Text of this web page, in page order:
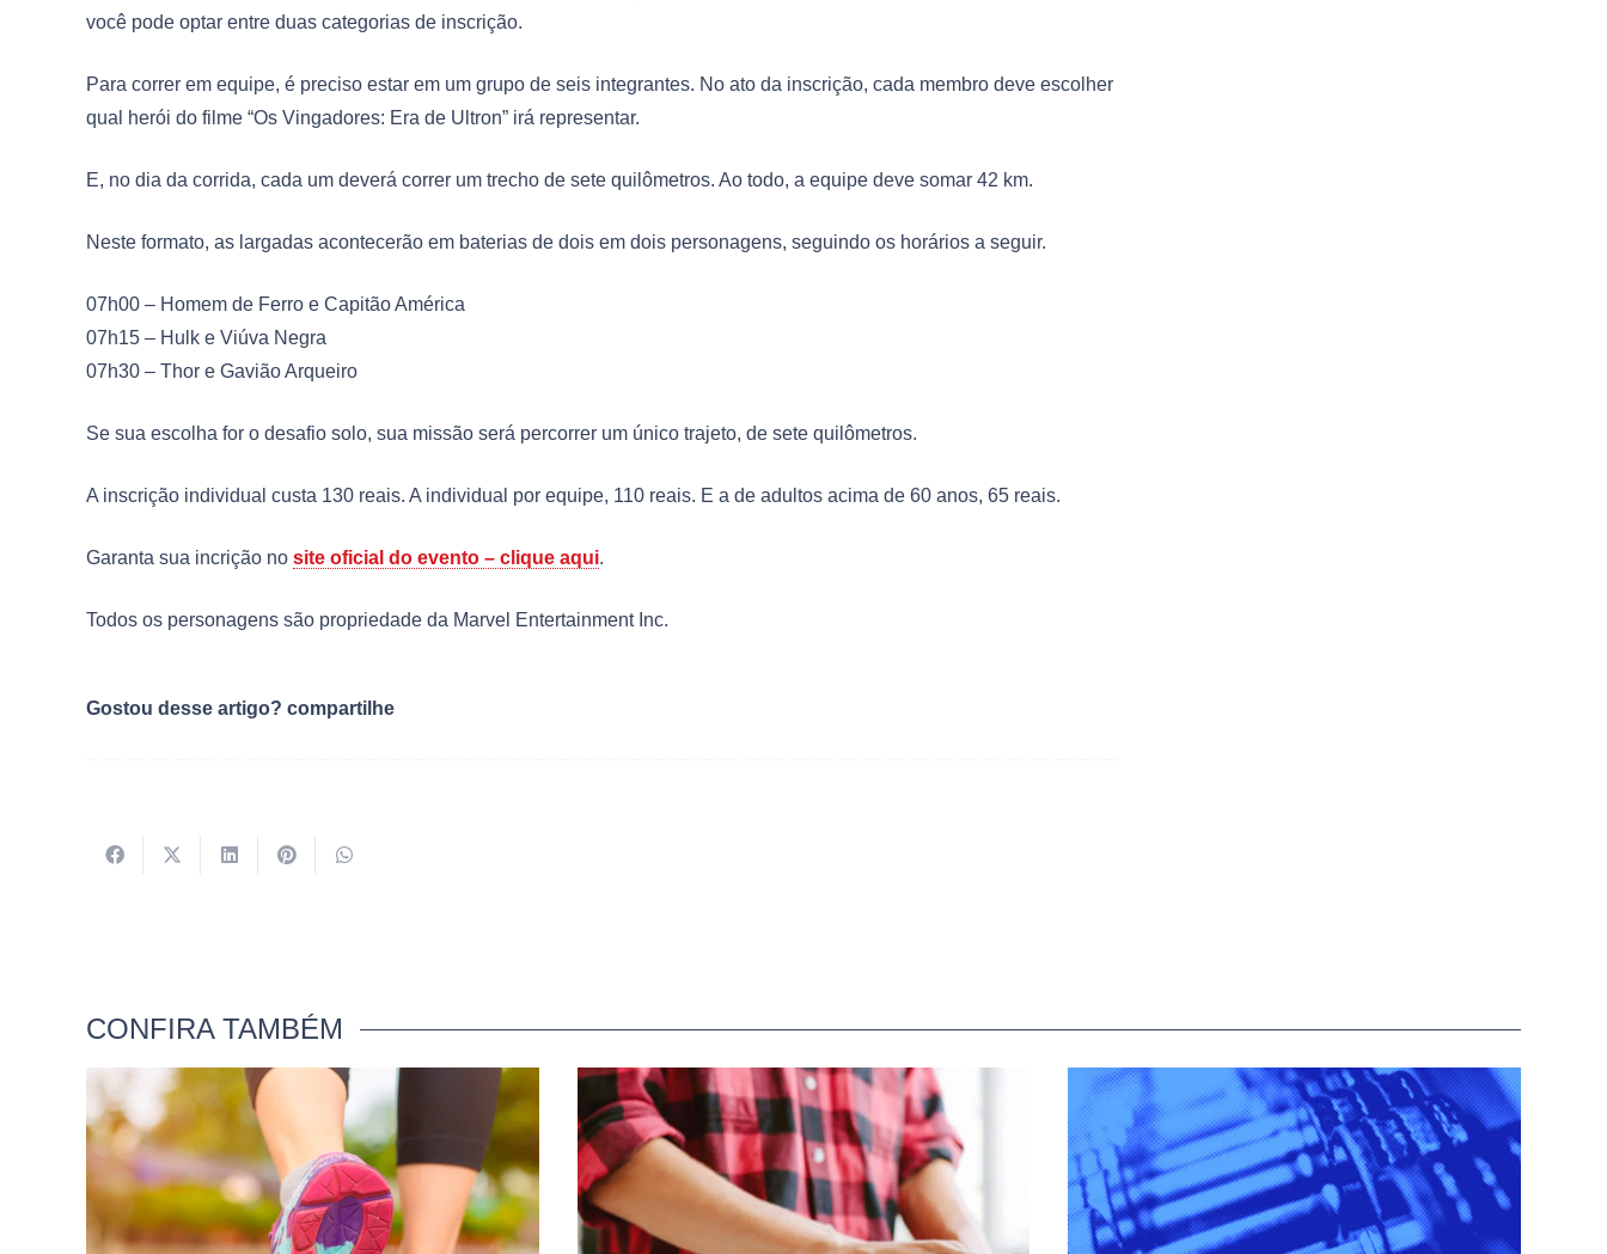
você pode optar entre duas categorias de inscrição.
Para correr em equipe, é preciso estar em um grupo de seis integrantes. No ato da inscrição, cada membro deve escolher
qual herói do filme “Os Vingadores: Era de Ultron” irá representar.
E, no dia da corrida, cada um deverá correr um trecho de sete quilômetros. Ao todo, a equipe deve somar 42 km.
Neste formato, as largadas acontecerão em baterias de dois em dois personagens, seguindo os horários a seguir.
07h00 – Homem de Ferro e Capitão América
07h15 – Hulk e Viúva Negra
07h30 – Thor e Gavião Arqueiro
Se sua escolha for o desafio solo, sua missão será percorrer um único trajeto, de sete quilômetros.
A inscrição individual custa 130 reais. A individual por equipe, 110 reais. E a de adultos acima de 60 anos, 65 reais.
Garanta sua incrição no site oficial do evento – clique aqui.
Todos os personagens são propriedade da Marvel Entertainment Inc.
Gostou desse artigo? compartilhe
CONFIRA TAMBÉM